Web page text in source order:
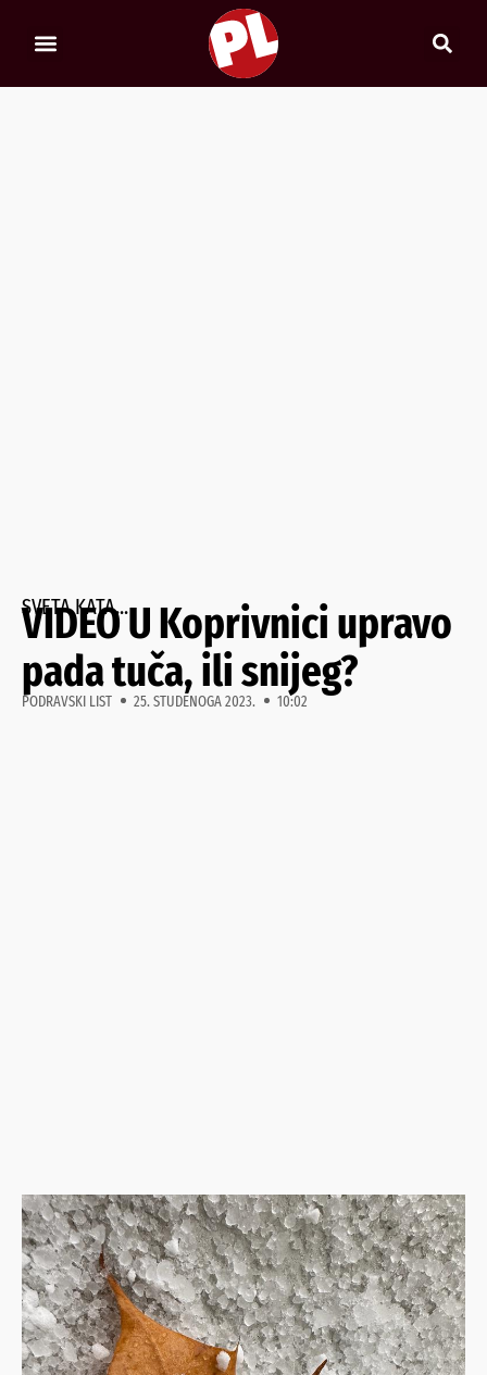
SVETA KATA...
VIDEO U Koprivnici upravo
pada tuča, ili snijeg?
PODRAVSKI LIST 25. STUDENOGA 2023. 10:02